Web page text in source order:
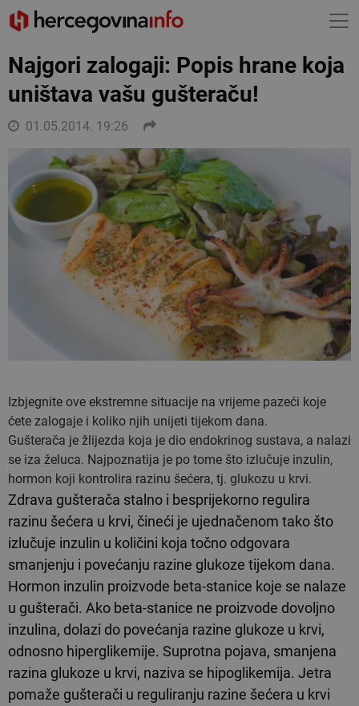
Najgori zalogaji: Popis hrane koja
uništava vašu gušteraču!
01.05.2014. 19:26
Izbjegnite ove ekstremne situacije na vrijeme pazeći koje
ćete zalogaje i koliko njih unijeti tijekom dana.
Gušterača je žlijezda koja je dio endokrinog sustava, a nalazi
se iza želuca. Najpoznatija je po tome što izlučuje inzulin,
hormon koji kontrolira razinu šećera, tj. glukozu u krvi.
Zdrava gušterača stalno i besprijekorno regulira
razinu šećera u krvi, čineći je ujednačenom tako što
izlučuje inzulin u količini koja točno odgovara
smanjenju i povećanju razine glukoze tijekom dana.
Hormon inzulin proizvode beta-stanice koje se nalaze
u gušterači. Ako beta-stanice ne proizvode dovoljno
inzulina, dolazi do povećanja razine glukoze u krvi,
odnosno hiperglikemije. Suprotna pojava, smanjena
razina glukoze u krvi, naziva se hipoglikemija. Jetra
pomaže gušterači u reguliranju razine šećera u krvi